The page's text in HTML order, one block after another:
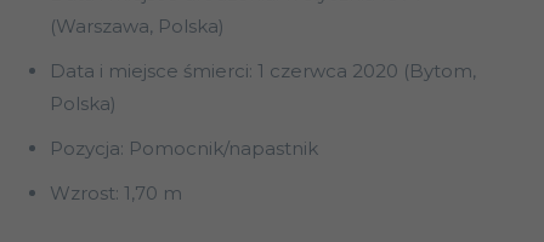
(Warszawa, Polska)
Data i miejsce śmierci: 1 czerwca 2020 (Bytom,
Polska)
Pozycja: Pomocnik/napastnik
Wzrost: 1,70 m